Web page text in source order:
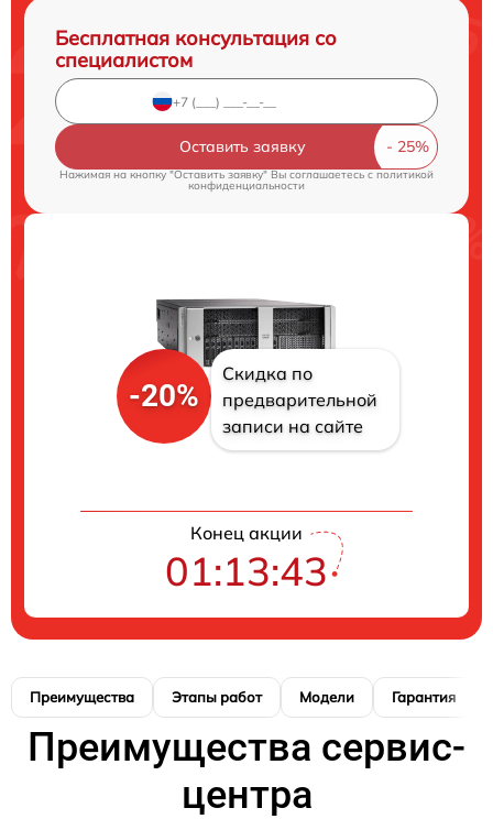
Бесплатная консультация со
специалистом
Оставить заявку
Нажимая на кнопку "Оставить заявку" Вы соглашаетесь cполитикой
конфиденциальности
-20%
Скидка по
предварительной
записи на сайте
Конец акции
01:13:42
Преимущества Этапы работ Модели Гарантия
Преимущества сервис-
центра